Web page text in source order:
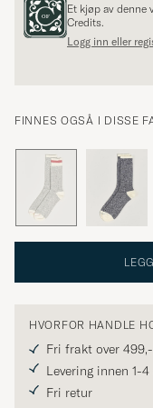
Et kjøp av denne
Credits.
Logg inn eller
FINNES OGSÅ I DISSE
HVORFOR HANDLE
Fri frakt over 499,-
Levering innen 1-
Fri retur